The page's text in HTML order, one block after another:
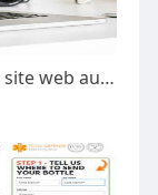
Comment trouver une agence pour site web au Cameroun?